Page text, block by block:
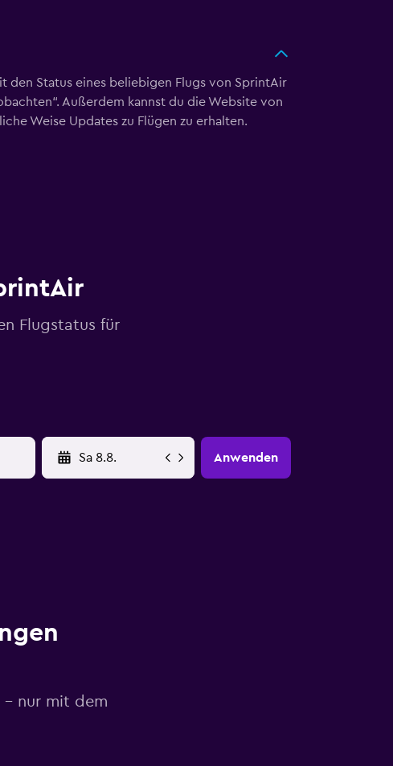
den Status eines beliebigen Flugs von SprintAir
Außerdem kannst du die Website von
Weise Updates zu Flügen zu erhalten.
Flugstatus für
Anwenden
– nur mit dem